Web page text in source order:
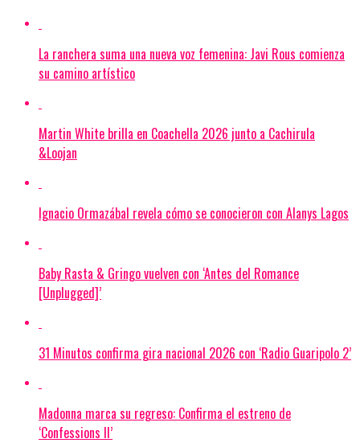
La ranchera suma una nueva voz femenina: Javi Rous comienza
su camino artístico
Martin White brilla en Coachella 2026 junto a Cachirula
&Loojan
Ignacio Ormazábal revela cómo se conocieron con Alanys Lagos
Baby Rasta & Gringo vuelven con ‘Antes del Romance
[Unplugged]’
31 Minutos confirma gira nacional 2026 con ‘Radio Guaripolo 2’
Madonna marca su regreso: Confirma el estreno de
‘Confessions II’